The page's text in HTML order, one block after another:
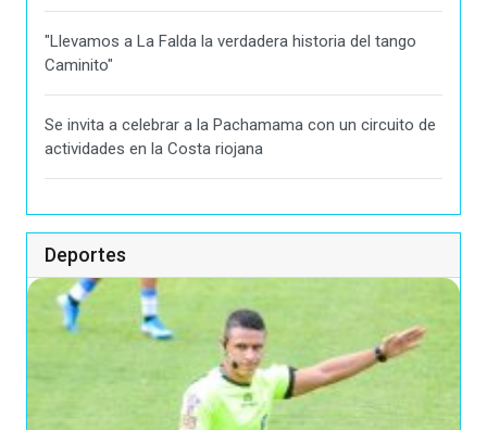
"Llevamos a La Falda la verdadera historia del tango
Caminito"
Se invita a celebrar a la Pachamama con un circuito de
actividades en la Costa riojana
Deportes